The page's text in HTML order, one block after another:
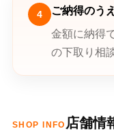
4
ご納得のう
金額に納得
の下取り相
SHOP INFO 店舗情